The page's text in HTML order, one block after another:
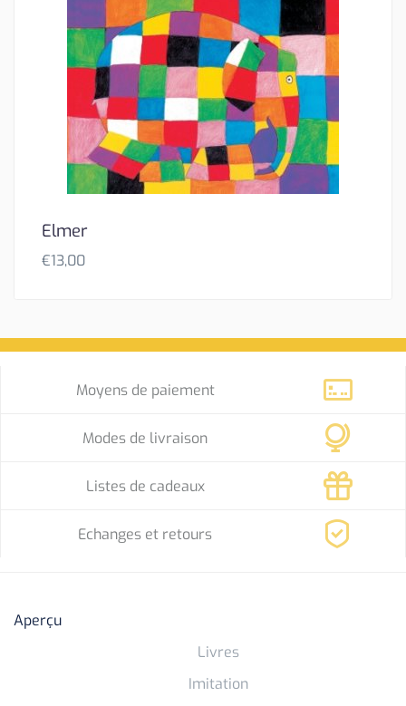
Elmer
€13,00
Moyens de paiement
Modes de livraison
Listes de cadeaux
Echanges et retours
Aperçu
Livres
Imitation